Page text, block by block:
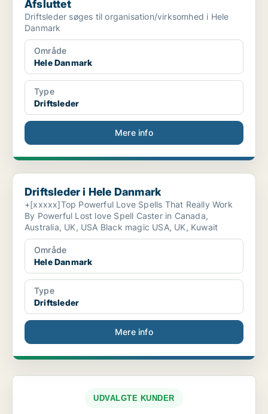
Afsluttet
Driftsleder søges til organisation/virksomhed i Hele
Danmark
Område
Hele Danmark
Type
Driftsleder
Mere info
Driftsleder i Hele Danmark
Driftsleder i Hele Danmark
+[xxxxx]Top Powerful Love Spells That Really Work
By Powerful Lost love Spell Caster in Canada,
Australia, UK, USA Black magic USA, UK, Kuwait
Område
Hele Danmark
Type
Driftsleder
Mere info
UDVALGTE KUNDER